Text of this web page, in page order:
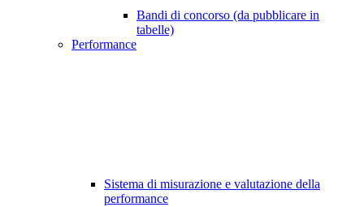
Bandi di concorso (da pubblicare in
tabelle)
Performance
Sistema di misurazione e valutazione della
performance